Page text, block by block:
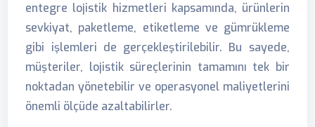
entegre lojistik hizmetleri kapsamında, ürünlerin
sevkiyat, paketleme, etiketleme ve gümrükleme
gibi işlemleri de gerçekleştirilebilir. Bu sayede,
müşteriler, lojistik süreçlerinin tamamını tek bir
noktadan yönetebilir ve operasyonel maliyetlerini
önemli ölçüde azaltabilirler.